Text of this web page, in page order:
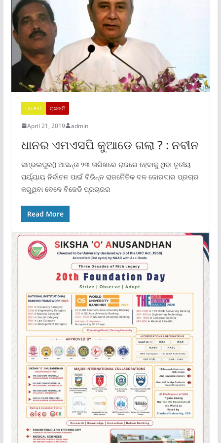
LATEST ରାଜନୀତି
April 21, 2019 admin
ଧାନର ଏମଏସପି କୁଆଡେ ଗଲା ? : ନବୀନ
ସମ୍ଭଲପୁର() ଆସନ୍ତା ୨୩ ତାରିଖରେ ରାଜରେ ହେବାକୁ ଥିବା ତୃତୀୟ
ପର୍ୟ୍ୟାୟ ନିର୍ବାଚନ ପାଇଁ ବିଭିନ୍ନ ରାଜନୈତିକ ଦଳ ଜୋରଦାର ପ୍ରଚାର
କରୁଥିବା ବେଳେ ବିଜେଡି ପ୍ରଚାରର
Read More